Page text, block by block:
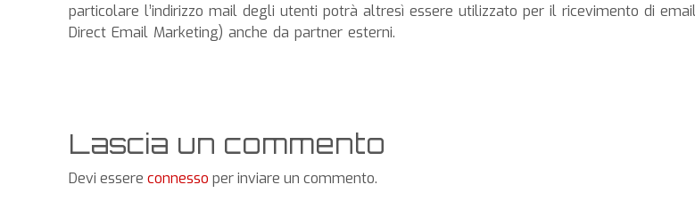
particolare l’indirizzo mail degli utenti potrà altresì essere utilizzato per il ricevimento di
Direct Email Marketing) anche da partner esterni.
Lascia un commento
Devi essere connesso per inviare un commento.